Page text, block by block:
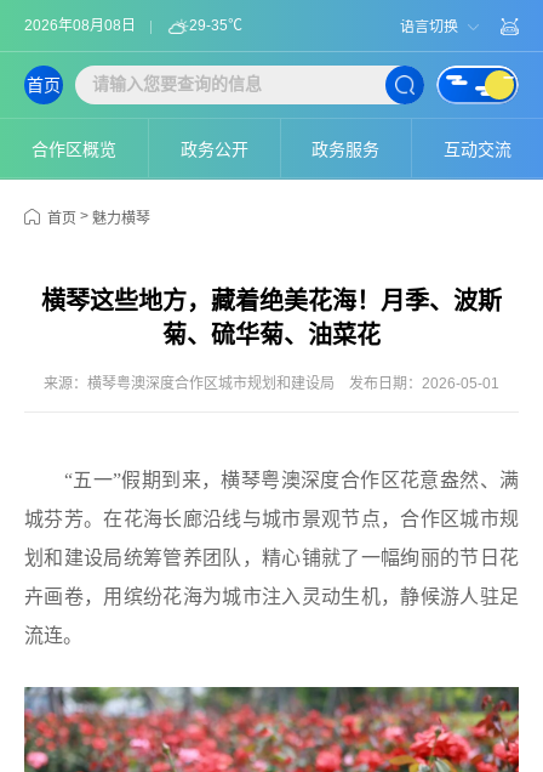
2026年08月08日 29-35℃ 语言切换
合作区概览 政务公开 政务服务 互动交流
首页
首页 > 魅力横琴
横琴这些地方，藏着绝美花海！月季、波斯
菊、硫华菊、油菜花
来源：横琴粤澳深度合作区城市规划和建设局 发布日期：2026-05-01
“五一”假期到来，横琴粤澳深度合作区花意盎然、满
城芬芳。在花海长廊沿线与城市景观节点，合作区城市规
划和建设局统筹管养团队，精心铺就了一幅绚丽的节日花
卉画卷，用缤纷花海为城市注入灵动生机，静候游人驻足
流连。